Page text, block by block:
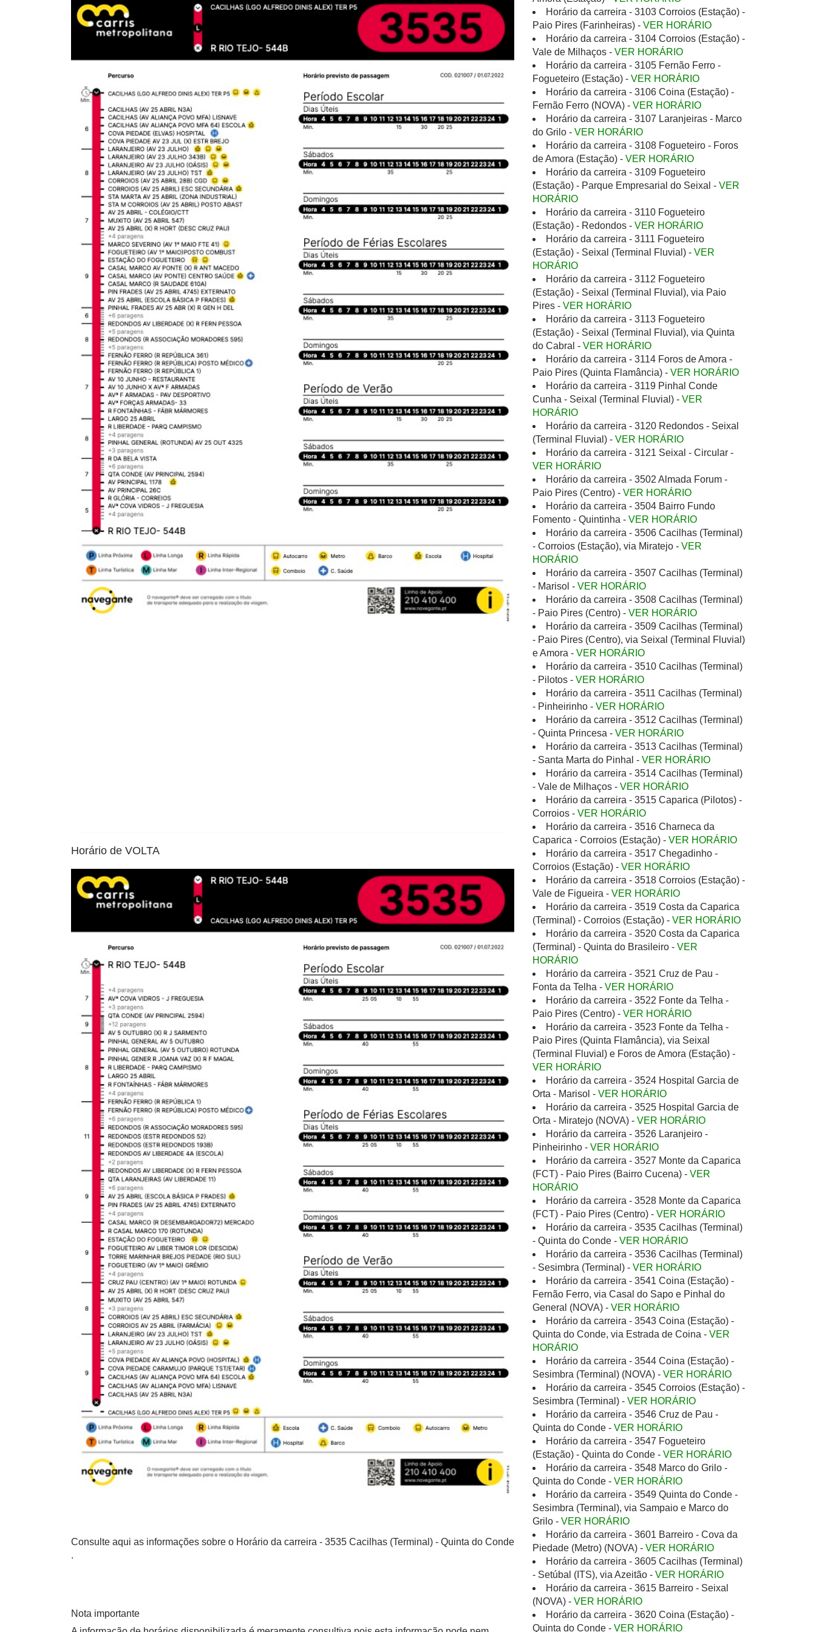
Horário de VOLTA
Consulte aqui as informações sobre o Horário da carreira - 3535 Cacilhas (Terminal) - Quinta do Conde
.
Nota importante
Horário da carreira - 3103 Corroios (Estação) -
Paio Pires (Farinheiras) - VER HORÁRIO
Horário da carreira - 3104 Corroios (Estação) -
Vale de Milhaços - VER HORÁRIO
Horário da carreira - 3105 Fernão Ferro -
Fogueteiro (Estação) - VER HORÁRIO
Horário da carreira - 3106 Coina (Estação) -
Fernão Ferro (NOVA) - VER HORÁRIO
Horário da carreira - 3107 Laranjeiras - Marco
do Grilo - VER HORÁRIO
Horário da carreira - 3108 Fogueteiro - Foros
de Amora (Estação) - VER HORÁRIO
Horário da carreira - 3109 Fogueteiro
(Estação) - Parque Empresarial do Seixal - VER
HORÁRIO
Horário da carreira - 3110 Fogueteiro
(Estação) - Redondos - VER HORÁRIO
Horário da carreira - 3111 Fogueteiro
(Estação) - Seixal (Terminal Fluvial) - VER
HORÁRIO
Horário da carreira - 3112 Fogueteiro
(Estação) - Seixal (Terminal Fluvial), via Paio
Pires - VER HORÁRIO
Horário da carreira - 3113 Fogueteiro
(Estação) - Seixal (Terminal Fluvial), via Quinta
do Cabral - VER HORÁRIO
Horário da carreira - 3114 Foros de Amora -
Paio Pires (Quinta Flamância) - VER HORÁRIO
Horário da carreira - 3119 Pinhal Conde
Cunha - Seixal (Terminal Fluvial) - VER
HORÁRIO
Horário da carreira - 3120 Redondos - Seixal
(Terminal Fluvial) - VER HORÁRIO
Horário da carreira - 3121 Seixal - Circular -
VER HORÁRIO
Horário da carreira - 3502 Almada Forum -
Paio Pires (Centro) - VER HORÁRIO
Horário da carreira - 3504 Bairro Fundo
Fomento - Quintinha - VER HORÁRIO
Horário da carreira - 3506 Cacilhas (Terminal)
- Corroios (Estação), via Miratejo - VER
HORÁRIO
Horário da carreira - 3507 Cacilhas (Terminal)
- Marisol - VER HORÁRIO
Horário da carreira - 3508 Cacilhas (Terminal)
- Paio Pires (Centro) - VER HORÁRIO
Horário da carreira - 3509 Cacilhas (Terminal)
- Paio Pires (Centro), via Seixal (Terminal Fluvial)
e Amora - VER HORÁRIO
Horário da carreira - 3510 Cacilhas (Terminal)
- Pilotos - VER HORÁRIO
Horário da carreira - 3511 Cacilhas (Terminal)
- Pinheirinho - VER HORÁRIO
Horário da carreira - 3512 Cacilhas (Terminal)
- Quinta Princesa - VER HORÁRIO
Horário da carreira - 3513 Cacilhas (Terminal)
- Santa Marta do Pinhal - VER HORÁRIO
Horário da carreira - 3514 Cacilhas (Terminal)
- Vale de Milhaços - VER HORÁRIO
Horário da carreira - 3515 Caparica (Pilotos) -
Corroios - VER HORÁRIO
Horário da carreira - 3516 Charneca da
Caparica - Corroios (Estação) - VER HORÁRIO
Horário da carreira - 3517 Chegadinho -
Corroios (Estação) - VER HORÁRIO
Horário da carreira - 3518 Corroios (Estação) -
Vale de Figueira - VER HORÁRIO
Horário da carreira - 3519 Costa da Caparica
(Terminal) - Corroios (Estação) - VER HORÁRIO
Horário da carreira - 3520 Costa da Caparica
(Terminal) - Quinta do Brasileiro - VER
HORÁRIO
Horário da carreira - 3521 Cruz de Pau -
Fonta da Telha - VER HORÁRIO
Horário da carreira - 3522 Fonte da Telha -
Paio Pires (Centro) - VER HORÁRIO
Horário da carreira - 3523 Fonte da Telha -
Paio Pires (Quinta Flamância), via Seixal
(Terminal Fluvial) e Foros de Amora (Estação) -
VER HORÁRIO
Horário da carreira - 3524 Hospital Garcia de
Orta - Marisol - VER HORÁRIO
Horário da carreira - 3525 Hospital Garcia de
Orta - Miratejo (NOVA) - VER HORÁRIO
Horário da carreira - 3526 Laranjeiro -
Pinheirinho - VER HORÁRIO
Horário da carreira - 3527 Monte da Caparica
(FCT) - Paio Pires (Bairro Cucena) - VER
HORÁRIO
Horário da carreira - 3528 Monte da Caparica
(FCT) - Paio Pires (Centro) - VER HORÁRIO
Horário da carreira - 3535 Cacilhas (Terminal)
- Quinta do Conde - VER HORÁRIO
Horário da carreira - 3536 Cacilhas (Terminal)
- Sesimbra (Terminal) - VER HORÁRIO
Horário da carreira - 3541 Coina (Estação) -
Fernão Ferro, via Casal do Sapo e Pinhal do
General (NOVA) - VER HORÁRIO
Horário da carreira - 3543 Coina (Estação) -
Quinta do Conde, via Estrada de Coina - VER
HORÁRIO
Horário da carreira - 3544 Coina (Estação) -
Sesimbra (Terminal) (NOVA) - VER HORÁRIO
Horário da carreira - 3545 Corroios (Estação) -
Sesimbra (Terminal) - VER HORÁRIO
Horário da carreira - 3546 Cruz de Pau -
Quinta do Conde - VER HORÁRIO
Horário da carreira - 3547 Fogueteiro
(Estação) - Quinta do Conde - VER HORÁRIO
Horário da carreira - 3548 Marco do Grilo -
Quinta do Conde - VER HORÁRIO
Horário da carreira - 3549 Quinta do Conde -
Sesimbra (Terminal), via Sampaio e Marco do
Grilo - VER HORÁRIO
Horário da carreira - 3601 Barreiro - Cova da
Piedade (Metro) (NOVA) - VER HORÁRIO
Horário da carreira - 3605 Cacilhas (Terminal)
- Setúbal (ITS), via Azeitão - VER HORÁRIO
Horário da carreira - 3615 Barreiro - Seixal
(NOVA) - VER HORÁRIO
Horário da carreira - 3620 Coina (Estação) -
Quinta do Conde - VER HORÁRIO